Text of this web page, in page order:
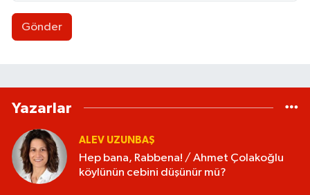
Gönder
Yazarlar
ALEV UZUNBAŞ
Hep bana, Rabbena! / Ahmet Çolakoğlu
köylünün cebini düşünür mü?